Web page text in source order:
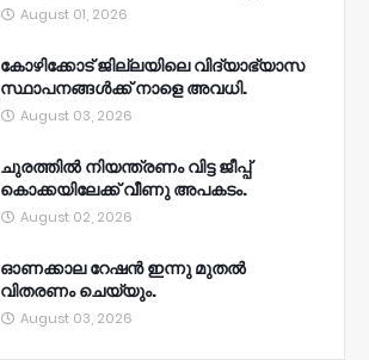
August 01, 2026
കോഴിക്കോട് ജില്ലയിലെ വിദ്യാഭ്യാസ
സ്ഥാപനങ്ങൾക്ക് നാളെ അവധി.
August 03, 2026
ചുരത്തിൽ നിയന്ത്രണം വിട്ട ജീപ്പ്
കൊക്കയിലേക്ക് വീണു അപകടം.
August 02, 2026
ഓണക്കാല റേഷൻ ഇന്നു മുതല്‍
വിതരണം ചെയ്യും.
August 03, 2026